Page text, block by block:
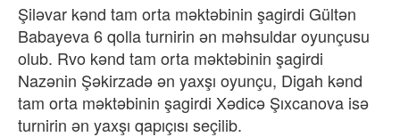
Şiləvar kənd tam orta məktəbinin şagirdi Gültən
Babayeva 6 qolla turnirin ən məhsuldar oyunçusu
olub. Rvo kənd tam orta məktəbinin şagirdi
Nazənin Şəkirzadə ən yaxşı oyunçu, Digah kənd
tam orta məktəbinin şagirdi Xədicə Şıxcanova isə
turnirin ən yaxşı qapıçısı seçilib.